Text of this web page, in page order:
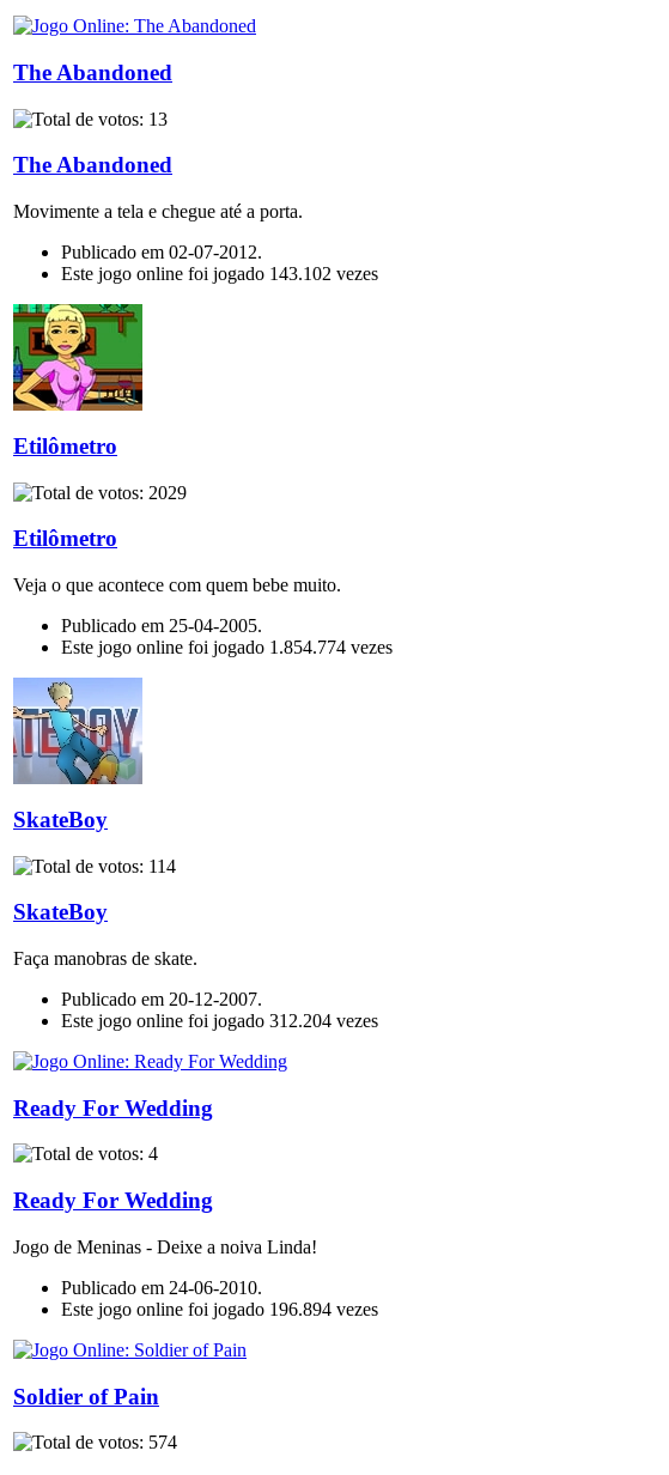
The Abandoned
The Abandoned
Movimente a tela e chegue até a porta.
Publicado em 02-07-2012.
Este jogo online foi jogado 143.102 vezes
Etilômetro
Etilômetro
Veja o que acontece com quem bebe muito.
Publicado em 25-04-2005.
Este jogo online foi jogado 1.854.774 vezes
SkateBoy
SkateBoy
Faça manobras de skate.
Publicado em 20-12-2007.
Este jogo online foi jogado 312.204 vezes
Ready For Wedding
Ready For Wedding
Jogo de Meninas - Deixe a noiva Linda!
Publicado em 24-06-2010.
Este jogo online foi jogado 196.894 vezes
Soldier of Pain